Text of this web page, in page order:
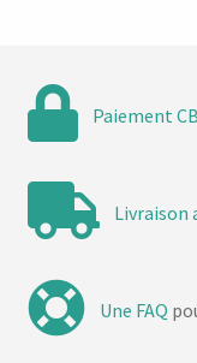
Paiement
Livraison
Une FAQ